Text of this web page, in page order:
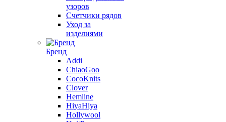
узоров
Счетчики рядов
Уход за
изделиями
Бренд
Addi
ChiaoGoo
CocoKnits
Clover
Hemline
HiyaHiya
Hollywool